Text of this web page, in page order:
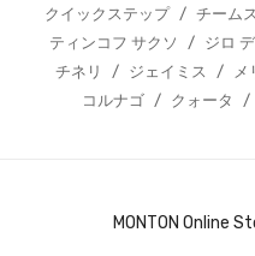
クイックステップ / チーム
ティンコフ サクソ
/ ジロ
チネリ
/ ジェイミス / メ
コルナゴ
/ クォータ /
MONTON Online